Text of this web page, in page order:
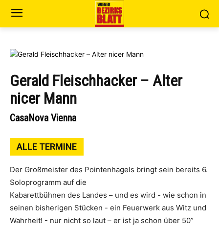
Gerald Fleischhacker – Alter
nicer Mann
CasaNova Vienna
ALLE TERMINE
Der Großmeister des Pointenhagels bringt sein bereits 6.
Soloprogramm auf die
Kabarettbühnen des Landes – und es wird - wie schon in
seinen bisherigen Stücken - ein Feuerwerk aus Witz und
Wahrheit! - nur nicht so laut – er ist ja schon über 50”